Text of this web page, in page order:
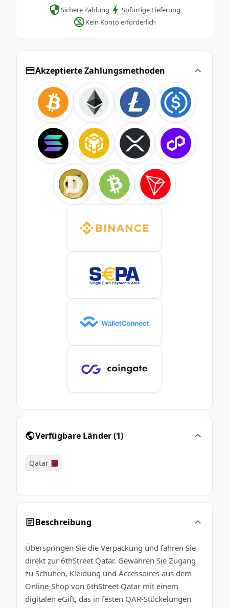
Sichere Zahlung
Sofortige Lieferung
Kein Konto erforderlich
Akzeptierte Zahlungsmethoden
Verfügbare Länder(1)
Qatar
Beschreibung
Überspringen Sie die Verpackung und fahren Sie
direkt zur 6thStreet Qatar. Gewähren Sie Zugang
zu Schuhen, Kleidung und Accessoires aus dem
Online-Shop von 6thStreet Qatar mit einem
digitalen eGift, das in festen QAR-Stückelungen